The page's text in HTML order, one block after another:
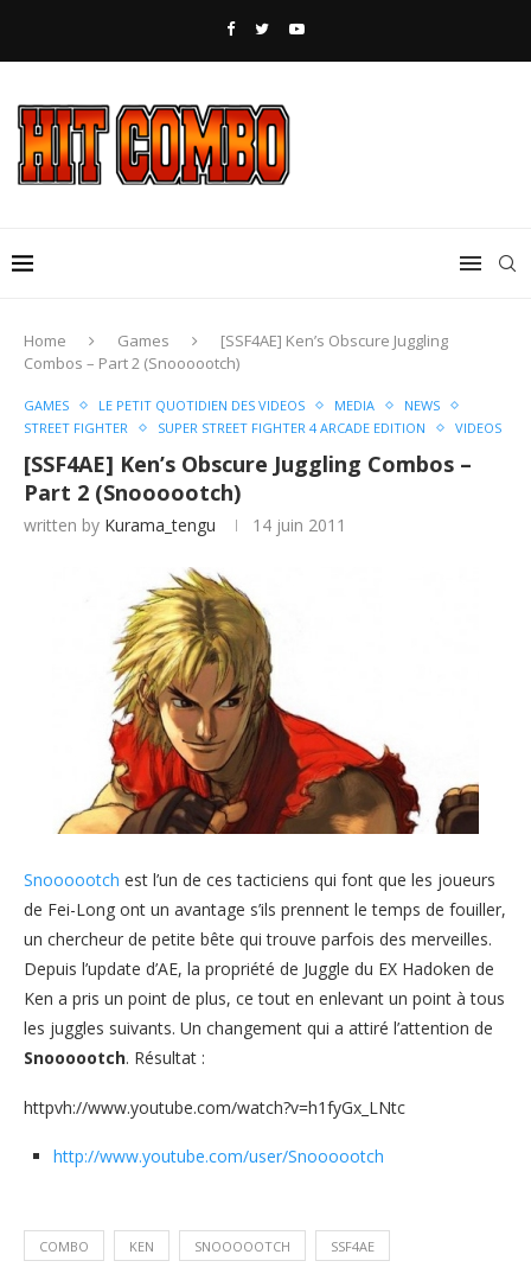
Home Games
[SSF4AE] Ken’s Obscure Juggling
Combos – Part 2 (Snoooootch)
GAMES LE PETIT QUOTIDIEN DES VIDEOS MEDIA
NEWS
STREET FIGHTER
SUPER STREET FIGHTER 4 ARCADE EDITION VIDEOS
[SSF4AE] Ken’s Obscure Juggling Combos –
Part 2 (Snoooootch)
written by Kurama_tengu 14 juin 2011
Snoooootch est l’un de ces tacticiens qui font que les joueurs
de Fei-Long ont un avantage s’ils prennent le temps de fouiller,
un chercheur de petite bête qui trouve parfois des merveilles.
Depuis l’update d’AE, la propriété de Juggle du EX Hadoken de
Ken a pris un point de plus, ce tout en enlevant un point à tous
les juggles suivants. Un changement qui a attiré l’attention de
Snoooootch. Résultat :
httpvh://www.youtube.com/watch?v=h1fyGx_LNtc
http://www.youtube.com/user/Snoooootch
COMBO KEN SNOOOOOTCH SSF4AE